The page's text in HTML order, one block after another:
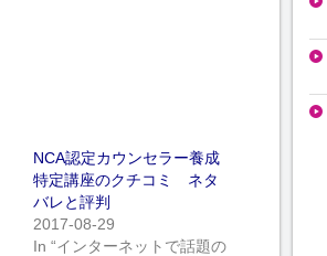
NCA認定カウンセラー養成
特定講座のクチコミ ネタ
バレと評判
2017-08-29
In “インターネットで話題の